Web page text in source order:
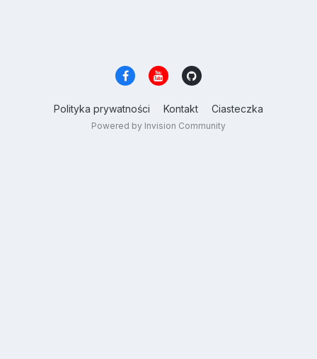
Polityka prywatności Kontakt Ciasteczka
Powered by Invision Community